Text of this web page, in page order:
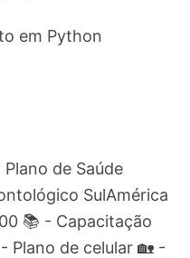
em Python
de Saúde
SulAmérica
📚 - Capacitação
Plano de celular 🏡 -